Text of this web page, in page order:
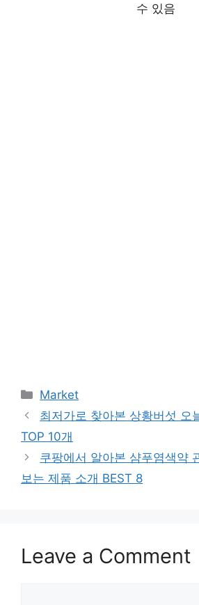
수 있음
Categories
Market
최저가로 찾아본 상황버섯 오
TOP 10개
쿠팡에서 알아본 샴푸염색약
보는 제품 소개 BEST 8
Leave a Comment